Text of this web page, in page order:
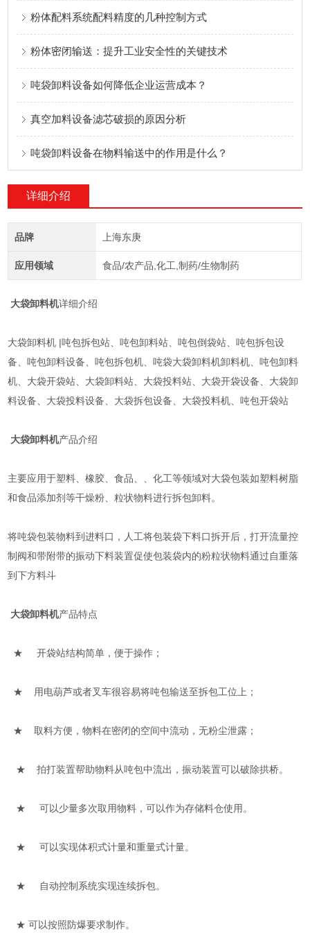
粉体配料系统配料精度的几种控制方式
粉体密闭输送：提升工业安全性的关键技术
吨袋卸料设备如何降低企业运营成本？
真空加料设备滤芯破损的原因分析
吨袋卸料设备在物料输送中的作用是什么？
详细介绍
品牌 上海东庚
应用领域 食品/农产品,化工,制药/生物制药
大袋卸料机详细介绍
大袋卸料机 |吨包拆包站、吨包卸料站、吨包倒袋站、吨包拆包设
备、吨包卸料设备、吨包拆包机、吨袋大袋卸料机卸料机、吨包卸料
机、大袋开袋站、大袋卸料站、大袋投料站、大袋开袋设备、大袋卸
料设备、大袋投料设备、大袋拆包设备、大袋投料机、吨包开袋站
大袋卸料机产品介绍
主要应用于塑料、橡胶、食品、、化工等领域对大袋包装如塑料树脂
和食品添加剂等干燥粉、粒状物料进行拆包卸料。
将吨袋包装物料到进料口，人工将包装袋下料口拆开后，打开流量控
制阀和带附带的振动下料装置促使包装袋内的粉粒状物料通过自重落
到下方料斗
大袋卸料机产品特点
★ 开袋站结构简单，便于操作；
★ 用电葫芦或者叉车很容易将吨包输送至拆包工位上；
★ 取料方便，物料在密闭的空间中流动，无粉尘泄露；
★ 拍打装置帮助物料从吨包中流出，振动装置可以破除拱桥。
★ 可以少量多次取用物料，可以作为存储料仓使用。
★ 可以实现体积式计量和重量式计量。
★ 自动控制系统实现连续拆包。
★ 可以按照防爆要求制作。